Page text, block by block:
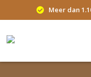
Meer dan